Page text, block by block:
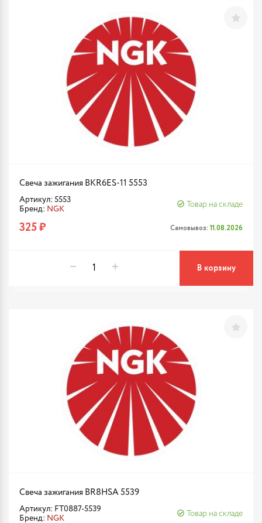
Свеча зажигания BKR6ES-11 5553
Артикул: 5553
Бренд: NGK
Товар на складе
325 ₽ Самовывоз: 11.08.2026
В корзину
Свеча зажигания BR8HSA 5539
Артикул: FT0887-5539
Бренд: NGK
Товар на складе